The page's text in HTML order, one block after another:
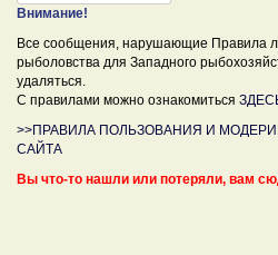
Внимание!
Все сообщения, нарушающие Правила
рыболовства для Западного
удаляться.
С правилами можно ознакомиться
>>ПРАВИЛА ПОЛЬЗОВАНИЯ И
САЙТА
Вы что-то нашли или потеряли, вам